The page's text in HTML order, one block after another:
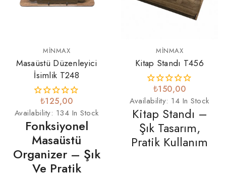
MINMAX
Masaüstü Düzenleyici
İsimlik T248
₺125,00
Availability: 134 In Stock
Fonksiyonel
Masaüstü
Organizer – Şık
Ve Pratik
MINMAX
Kitap Standı T456
₺150,00
Availability: 14 In Stock
Kitap Standı –
Şık Tasarım,
Pratik Kullanım